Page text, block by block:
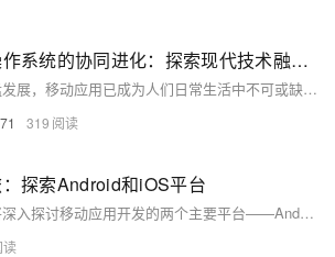
移动应用开发与操作系统的协同进化：探索现代技术融合之道###
随着移动互联网的迅猛发展，移动应用已成为人们日常生活中不可或缺的一部分。本文深入探讨了移动应用开发的最新趋势、关键技术以及移动操作系统的发展如何相互促进，共同推动移动互联网的创新与变革。通过分析当前市场动态和技术挑战，本文旨在为开发者提供有价值的见解和指导，帮助他们在竞争激烈的市场中脱颖而出。
319
探索Android和iOS平台
在这篇文章中，我们将深入探讨移动应用开发的两个主要平台——Android和iOS。我们将了解它们的操作系统、开发环境和工具，并通过代码示例展示如何在这两个平台上创建一个简单的“Hello World”应用。无论你是初学者还是有经验的开发者，这篇文章都将为你提供有价值的信息和技巧，帮助你更好地理解和掌握移动应用开发。